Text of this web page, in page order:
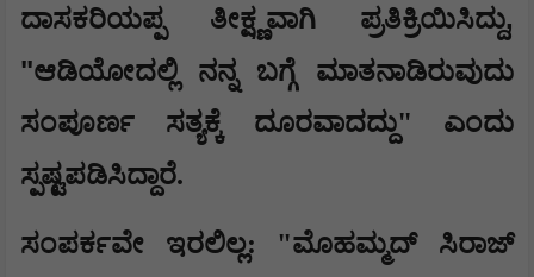
ದಾಸಕರಿಯಪ್ಪ ತೀಕ್ಷ್ಣವಾಗಿ ಪ್ರತಿಕ್ರಿಯಿಸಿದ್ದು,
"ಆಡಿಯೋದಲ್ಲಿ ನನ್ನ ಬಗ್ಗೆ ಮಾತನಾಡಿರುವುದು
ಸಂಪೂರ್ಣ ಸತ್ಯಕ್ಕೆ ದೂರವಾದದ್ದು" ಎಂದು
ಸ್ಪಷ್ಟಪಡಿಸಿದ್ದಾರೆ.
ಸಂಪರ್ಕವೇ ಇರಲಿಲ್ಲ: "ಮೊಹಮ್ಮದ್ ಸಿರಾಜ್